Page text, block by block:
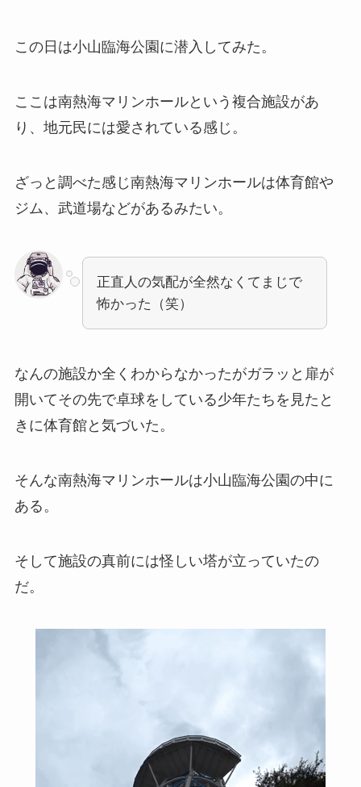
この日は小山臨海公園に潜入してみた。
ここは南熱海マリンホールという複合施設があ
り、地元民には愛されている感じ。
ざっと調べた感じ南熱海マリンホールは体育館や
ジム、武道場などがあるみたい。
正直人の気配が全然なくてまじで
怖かった（笑）
なんの施設か全くわからなかったがガラッと扉が
開いてその先で卓球をしている少年たちを見たと
きに体育館と気づいた。
そんな南熱海マリンホールは小山臨海公園の中に
ある。
そして施設の真前には怪しい塔が立っていたの
だ。